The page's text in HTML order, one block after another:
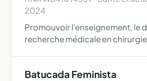
2024
Promouvoir l'enseignement, le
recherche médicale en
Batucada Feminista